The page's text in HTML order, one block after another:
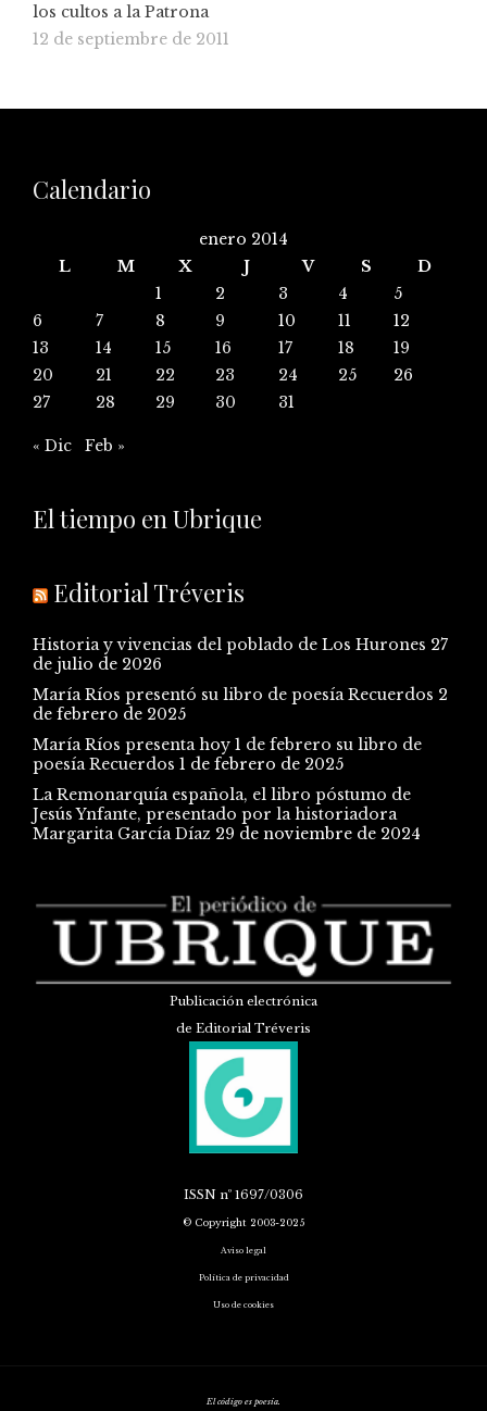
los cultos a la Patrona
12 de septiembre de 2011
Calendario
enero 2014
L
M X J V S
D
1
2 3 4
5
6
7 8 9 10 11
12
13
14 15 16 17 18
19
20
21 22 23 24 25
26
27
28 29 30 31
« Dic Feb »
El tiempo en Ubrique
Editorial Tréveris
Historia y vivencias del poblado de Los Hurones 27
de julio de 2026
María Ríos presentó su libro de poesía Recuerdos 2
de febrero de 2025
María Ríos presenta hoy 1 de febrero su libro de
poesía Recuerdos 1 de febrero de 2025
La Remonarquía española, el libro póstumo de
Jesús Ynfante, presentado por la historiadora
Margarita García Díaz 29 de noviembre de 2024
Publicación electrónica
de Editorial Tréveris
ISSN nº 1697/0306
© Copyright 2003-2025
Aviso legal
Política de privacidad
Uso de cookies
El código es poesía.